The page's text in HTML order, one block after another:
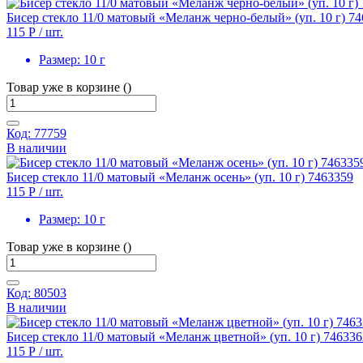
Бисер стекло 11/0 матовый «Меланж черно-белый» (уп. 10 г)
115 Р / шт.
Размер: 10 г
Товар уже в корзине ()
Код: 77759
В наличии
Бисер стекло 11/0 матовый «Меланж осень» (уп. 10 г) 7463359
115 Р / шт.
Размер: 10 г
Товар уже в корзине ()
Код: 80503
В наличии
Бисер стекло 11/0 матовый «Меланж цветной» (уп. 10 г)
115 Р / шт.